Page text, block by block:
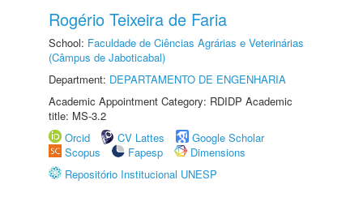
Rogério Teixeira de Faria
School: Faculdade de Ciências Agrárias e Veterinárias
(Câmpus de Jaboticabal)
Department: DEPARTAMENTO DE ENGENHARIA
Academic Appointment Category: RDIDP Academic
title: MS-3.2
Orcid
CV Lattes
Google Scholar
Scopus
Fapesp
Dimensions
Repositório Institucional UNESP